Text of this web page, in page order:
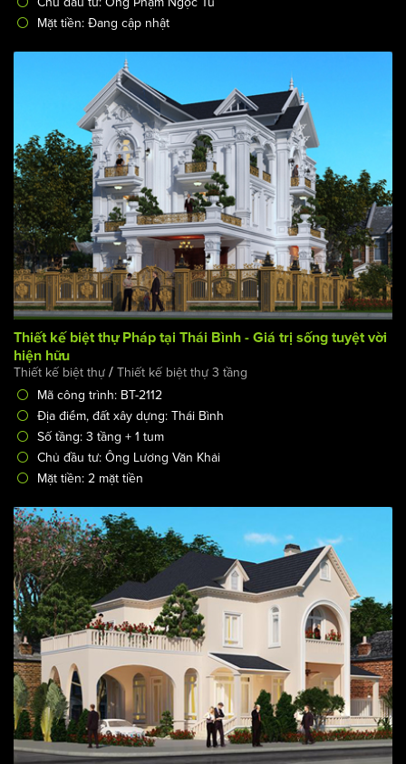
Mặt tiền: Đang cập nhật
Thiết kế biệt thự Pháp tại Thái Bình - Giá trị sống tuyệt vời
hiện hữu
Thiết kế biệt thự / Thiết kế biệt thự 3 tầng
Mã công trình: BT-2112
Địa điểm, đất xây dựng: Thái Bình
Số tầng: 3 tầng + 1 tum
Chủ đầu tư: Ông Lương Văn Khải
Mặt tiền: 2 mặt tiền